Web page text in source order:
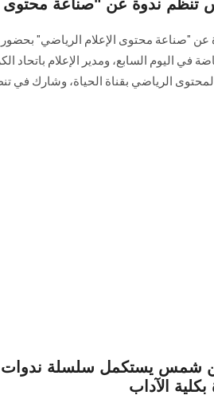
عن "صناعة محتوى الإعلام الرياضي"
في اليوم السابع، ومدير الإعلام باتحاد
شمس يستكمل سلسلة
الآداب